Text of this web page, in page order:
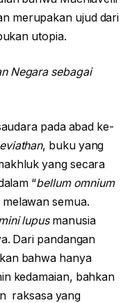
merupakan ujud dari
utopia.
Negara sebagai
pada abad ke-
, buku yang
yang secara
“bellum omnium
semua.
lupusmanusia
Dari pandangan
bahwa hanya
kedamaian, bahkan
raksasa yang